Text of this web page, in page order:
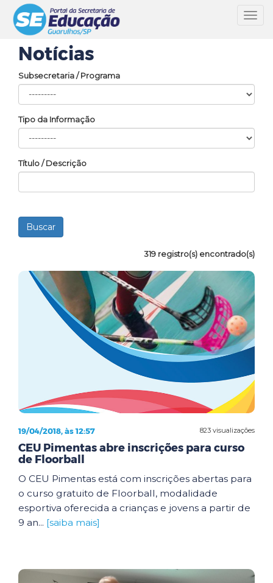
Notícias
Subsecretaria / Programa
Tipo da Informação
Título / Descrição
319 registro(s) encontrado(s)
823 visualizações
19/04/2018, às 12:57
CEU Pimentas abre inscrições para curso
de Floorball
O CEU Pimentas está com inscrições abertas para
o curso gratuito de Floorball, modalidade
esportiva oferecida a crianças e jovens a partir de
9 an... [saiba mais]